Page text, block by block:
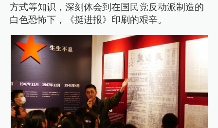
方式等知识，深刻体会到在国民党反动派制造的
白色恐怖下，《挺进报》印刷的艰辛。